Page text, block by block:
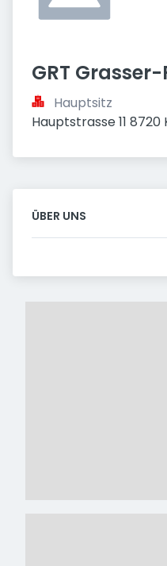
GRT
Hauptsitz
Hauptstrasse 11
ÜBER UNS